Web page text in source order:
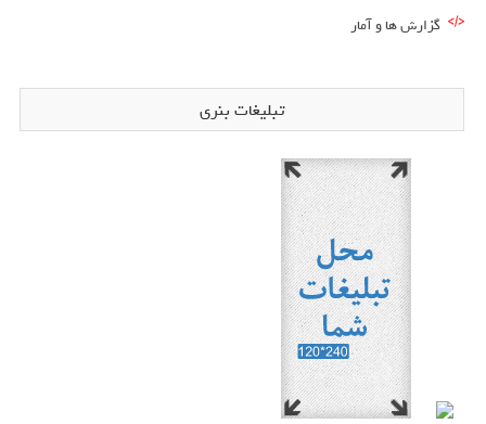
گزارش ها و آمار
تبلیغات بنری